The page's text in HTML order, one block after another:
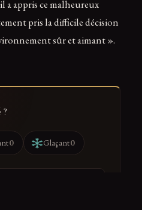
a appris ce malheureux
pris la difficile décision
sûr et aimant ».
0 Glaçant0